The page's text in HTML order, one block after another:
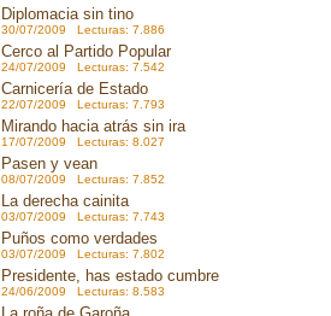
Diplomacia sin tino
30/07/2009 Lecturas: 7.886
Cerco al Partido Popular
24/07/2009 Lecturas: 7.542
Carnicería de Estado
22/07/2009 Lecturas: 7.793
Mirando hacia atrás sin ira
17/07/2009 Lecturas: 8.027
Pasen y vean
08/07/2009 Lecturas: 7.852
La derecha cainita
03/07/2009 Lecturas: 7.743
Puños como verdades
03/07/2009 Lecturas: 7.802
Presidente, has estado cumbre
24/06/2009 Lecturas: 8.583